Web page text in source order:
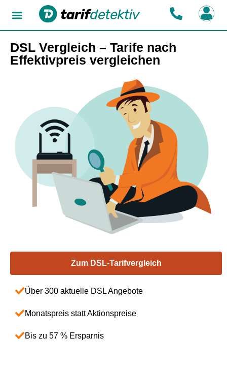
DSL Vergleich – Tarife nach
Effektivpreis vergleichen
Zum DSL-Tarifvergleich
Über 300 aktuelle DSL Angebote
Monatspreis statt Aktionspreise
Bis zu 57 % Ersparnis